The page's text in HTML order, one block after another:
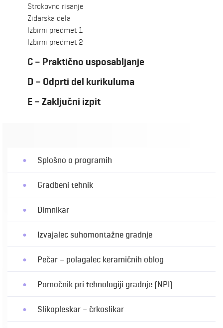
Strokovno risanje
Zidarska dela
Izbirni predmet 1
Izbirni predmet 2
C – Praktično usposabljanje
D – Odprti del kurikuluma
E – Zaključni izpit
Splošno o programih
Gradbeni tehnik
Dimnikar
Izvajalec suhomontažne gradnje
Pečar – polagalec keramičnih oblog
Pomočnik pri tehnologiji gradnje (NPI)
Slikopleskar – črkoslikar